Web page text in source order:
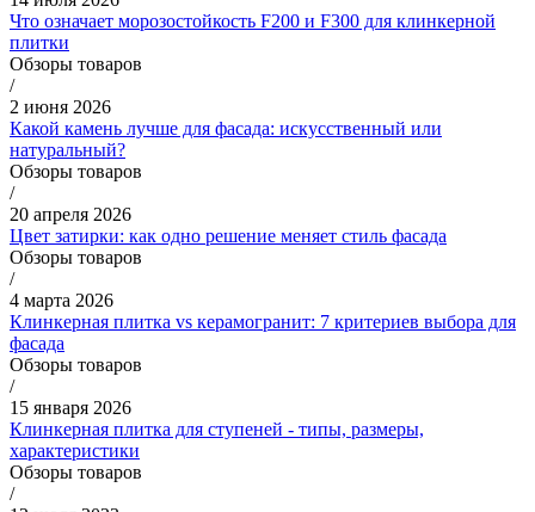
Что означает морозостойкость F200 и F300 для клинкерной
плитки
Обзоры товаров
/
2 июня 2026
Какой камень лучше для фасада: искусственный или
натуральный?
Обзоры товаров
/
20 апреля 2026
Цвет затирки: как одно решение меняет стиль фасада
Обзоры товаров
/
4 марта 2026
Клинкерная плитка vs керамогранит: 7 критериев выбора для
фасада
Обзоры товаров
/
15 января 2026
Клинкерная плитка для ступеней - типы, размеры,
характеристики
Обзоры товаров
/